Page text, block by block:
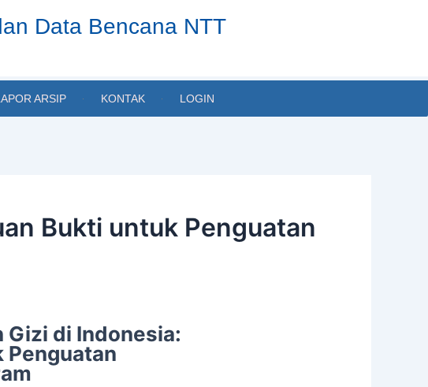
Data Bencana NTT
ARSIP KONTAK LOGIN
Bukti untuk Penguatan
Gizi di Indonesia:
Penguatan